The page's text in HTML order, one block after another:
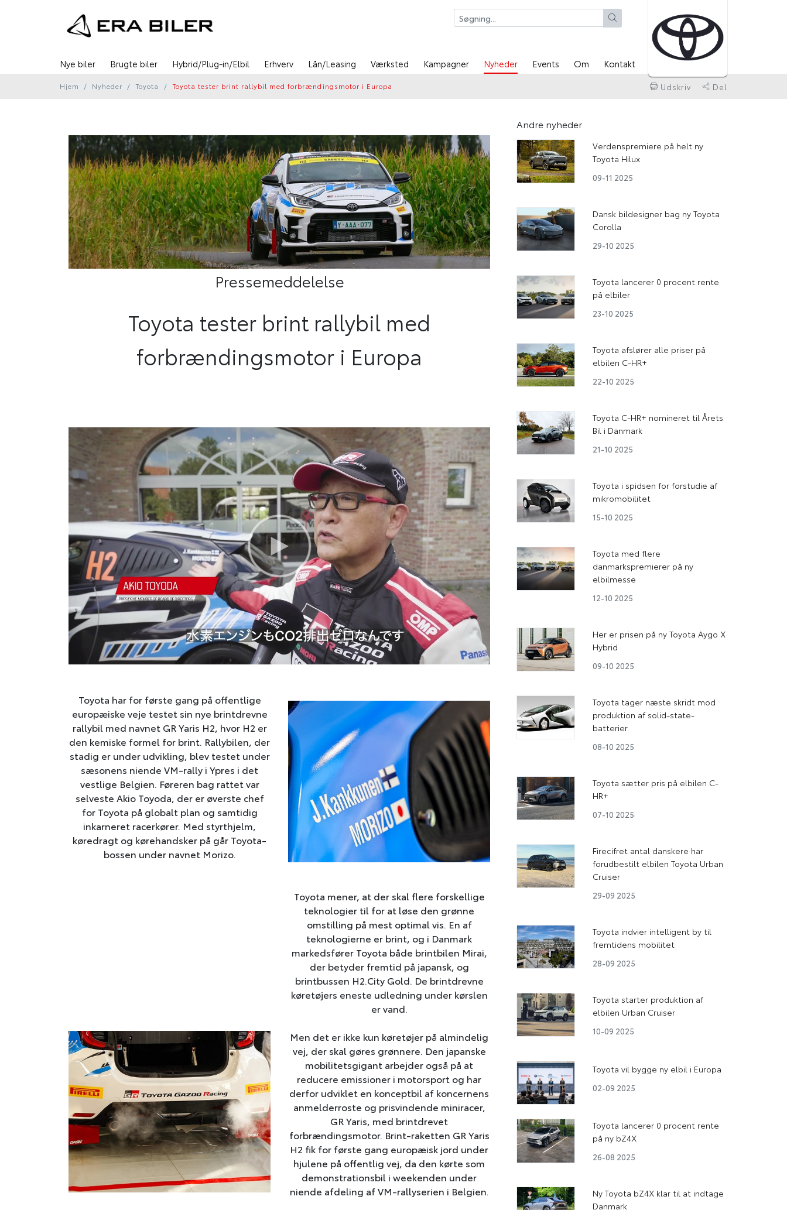
Nye biler Brugte biler Hybrid/Plug-in/Elbil Erhverv Lån/Leasing Værksted Kampagner Nyheder Events Om Kontakt
Hjem Nyheder Toyota Toyota tester brint rallybil med forbrændingsmotor i Europa Udskriv Del
Pressemeddelelse
Toyota tester brint rallybil med
forbrændingsmotor i Europa
Toyota har for første gang på offentlige
europæiske veje testet sin nye brintdrevne
rallybil med navnet GR Yaris H2, hvor H2 er
den kemiske formel for brint. Rallybilen, der
stadig er under udvikling, blev testet under
sæsonens niende VM-rally i Ypres i det
vestlige Belgien. Føreren bag rattet var
selveste Akio Toyoda, der er øverste chef
for Toyota på globalt plan og samtidig
inkarneret racerkører. Med styrthjelm,
køredragt og kørehandsker på går Toyota-
bossen under navnet Morizo.
Toyota mener, at der skal flere forskellige
teknologier til for at løse den grønne
omstilling på mest optimal vis. En af
teknologierne er brint, og i Danmark
markedsfører Toyota både brintbilen Mirai,
der betyder fremtid på japansk, og
brintbussen H2.City Gold. De brintdrevne
køretøjers eneste udledning under kørslen
er vand.
Men det er ikke kun køretøjer på almindelig
vej, der skal gøres grønnere. Den japanske
mobilitetsgigant arbejder også på at
reducere emissioner i motorsport og har
derfor udviklet en konceptbil af koncernens
anmelderroste og prisvindende miniracer,
GR Yaris, med brintdrevet
forbrændingsmotor. Brint-raketten GR Yaris
H2 fik for første gang europæisk jord under
hjulene på offentlig vej, da den kørte som
demonstrationsbil i weekenden under
niende afdeling af VM-rallyserien i Belgien.
Andre nyheder
Verdenspremiere på helt ny
Toyota Hilux
09-11 2025
Dansk bildesigner bag ny Toyota
Corolla
29-10 2025
Toyota lancerer 0 procent rente
på elbiler
23-10 2025
Toyota afslører alle priser på
elbilen C-HR+
22-10 2025
Toyota C-HR+ nomineret til Årets
Bil i Danmark
21-10 2025
Toyota i spidsen for forstudie af
mikromobilitet
15-10 2025
Toyota med flere
danmarkspremierer på ny
elbilmesse
12-10 2025
Her er prisen på ny Toyota Aygo X
Hybrid
09-10 2025
Toyota tager næste skridt mod
produktion af solid-state-
batterier
08-10 2025
Toyota sætter pris på elbilen C-
HR+
07-10 2025
Firecifret antal danskere har
forudbestilt elbilen Toyota Urban
Cruiser
29-09 2025
Toyota indvier intelligent by til
fremtidens mobilitet
28-09 2025
Toyota starter produktion af
elbilen Urban Cruiser
10-09 2025
Toyota vil bygge ny elbil i Europa
02-09 2025
Toyota lancerer 0 procent rente
på ny bZ4X
26-08 2025
Ny Toyota bZ4X klar til at indtage
Danmark